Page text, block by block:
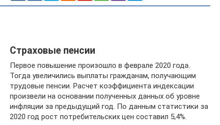
Страховые пенсии
Первое повышение произошло в феврале 2020 года.
Тогда увеличились выплаты гражданам, получающим
трудовые пенсии. Расчет коэффициента индексации
произвели на основании полученных данных об уровне
инфляции за предыдущий год. По данным статистики за
2020 год рост потребительских цен составил 5,4%.